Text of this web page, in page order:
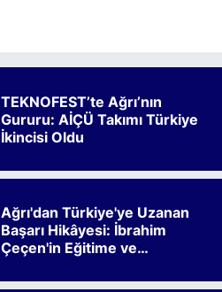
TEKNOFEST’te Ağrı’nın
Gururu: AİÇÜ Takımı Türkiye
İkincisi Oldu
Ağrı'dan Türkiye'ye Uzanan
Başarı Hikâyesi: İbrahim
Çeçen'in Eğitime ve